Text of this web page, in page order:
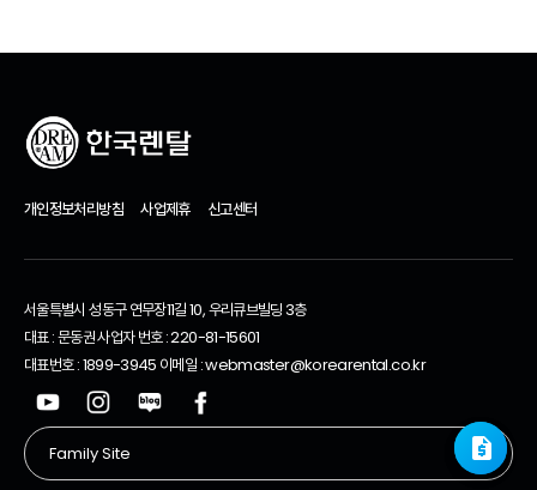
request_quote
request_quote
개인정보처리방침 사업제휴 신고센터
서울특별시 성동구 연무장11길 10, 우리큐브빌딩 3층
대표 : 문동권 사업자 번호 : 220-81-15601
대표번호 : 1899-3945 이메일 : webmaster@korearental.co.kr